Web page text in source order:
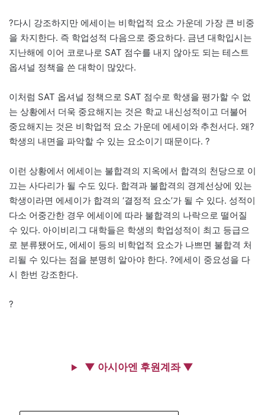
?다시 강조하지만 에세이는 비학업적 요소 가운데 가장 큰 비중
을 차지한다. 즉 학업성적 다음으로 중요하다. 금년 대학입시는
지난해에 이어 코로나로 SAT 점수를 내지 않아도 되는 테스트
옵셔널 정책을 쓴 대학이 많았다.
이처럼 SAT 옵셔널 정책으로 SAT 점수로 학생을 평가할 수 없
는 상황에서 더욱 중요해지는 것은 학교 내신성적이고 더불어
중요해지는 것은 비학업적 요소 가운데 에세이와 추천서다. 왜?
학생의 내면을 파악할 수 있는 요소이기 때문이다. ?
이런 상황에서 에세이는 불합격의 지옥에서 합격의 천당으로 이
끄는 사다리가 될 수도 있다. 합격과 불합격의 경계선상에 있는
학생이라면 에세이가 합격의 ‘결정적 요소’가 될 수 있다. 성적이
다소 어중간한 경우 에세이에 따라 불합격의 나락으로 떨어질
수 있다. 아이비리그 대학들은 학생의 학업성적이 최고 등급으
로 분류됐어도, 에세이 등의 비학업적 요소가 나쁘면 불합격 처
리될 수 있다는 점을 분명히 알아야 한다. ?에세이 중요성을 다
시 한번 강조한다.
?
▼ 아시아엔 후원계좌 ▼